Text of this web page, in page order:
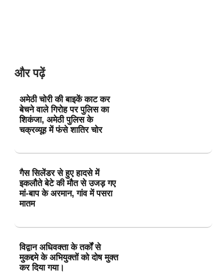
और पढ़ें
अमेठी चोरी की बाइकें काट कर
बेचने वाले गिरोह पर पुलिस का
शिकंजा, अमेठी पुलिस के
चक्रव्यूह में फंसे शातिर चोर
गैस सिलेंडर से हुए हादसे में
इकलौते बेटे की मौत से उजड़ गए
मां-बाप के अरमान, गांव में पसरा
मातम
विद्वान अधिवक्ता के तर्कों से
मुकद्दमे के अभियुक्तों को दोष मुक्त
कर दिया गया।